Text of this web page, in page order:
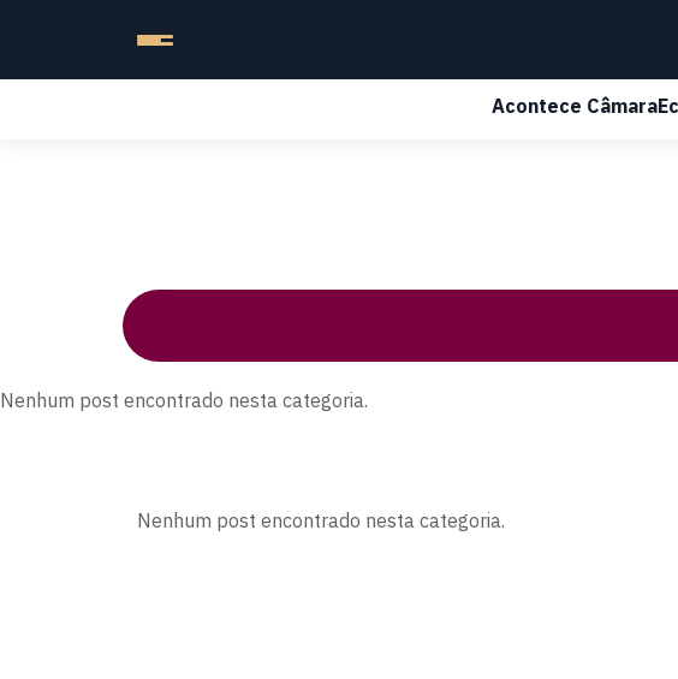
Acontece Câmara
Nenhum post encontrado nesta categoria.
Nenhum post encontrado nesta categoria.